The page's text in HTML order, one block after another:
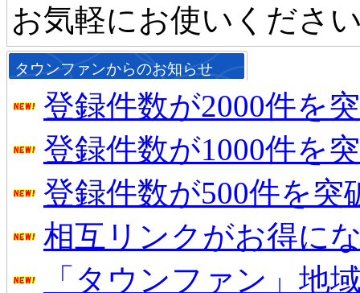
お気軽にお使いくださ
タウンファンからのお知らせ
登録件数が2000件を
登録件数が1000件を
登録件数が500件を突
相互リンクがお得に
「タウンファン」地